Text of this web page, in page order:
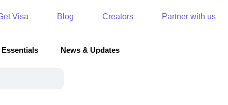
Visa Blog Creators Partner with us
News & Updates